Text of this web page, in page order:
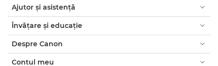
Ajutor şi asistenţă
Învăţare şi educaţie
Despre Canon
Contul meu